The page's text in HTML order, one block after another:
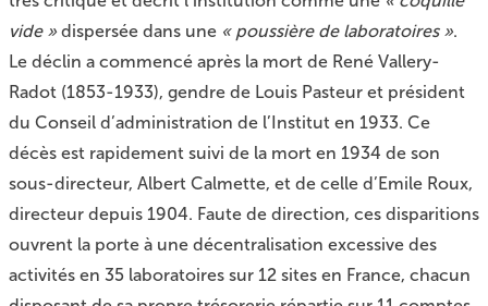
vide »dispersée dans une « poussière de laboratoires ».
Le déclin a commencé après la mort de René Vallery-
Radot (1853-1933), gendre de Louis Pasteur et président
du Conseil d’administration de l’Institut en 1933. Ce
décès est rapidement suivi de la mort en 1934 de son
sous-directeur, Albert Calmette, et de celle d’Emile Roux,
directeur depuis 1904. Faute de direction, ces disparitions
ouvrent la porte à une décentralisation excessive des
activités en 35 laboratoires sur 12 sites en France, chacun